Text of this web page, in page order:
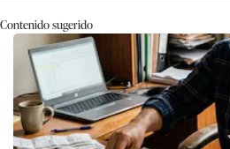
Contenido sugerido